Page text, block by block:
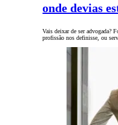
onde devias
Vais deixar de ser advogada?
profissão nos definisse, ou